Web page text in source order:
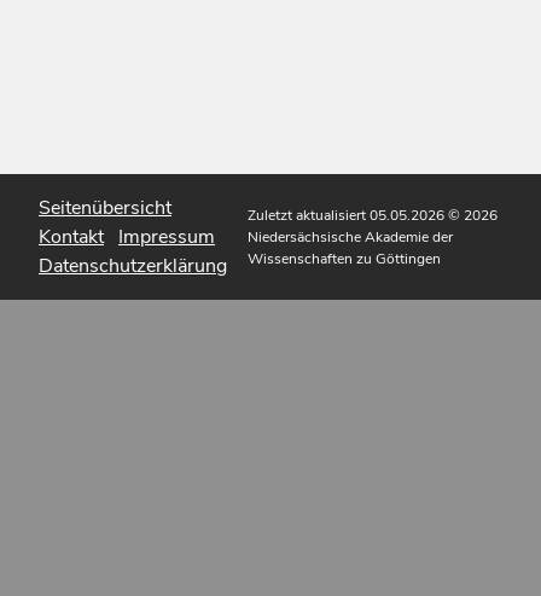
Seitenübersicht
Kontakt Impressum
Datenschutzerklärung
Zuletzt aktualisiert 05.05.2026© 2026
Niedersächsische Akademie der
Wissenschaften zu Göttingen